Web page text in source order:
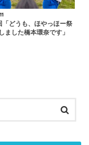
「どうも、ほやっほー祭
ました橋本環奈です」